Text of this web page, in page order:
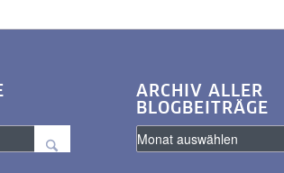
ARCHIV ALLER
BLOGBEITRÄGE